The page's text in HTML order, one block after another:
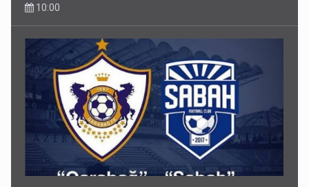
10:00